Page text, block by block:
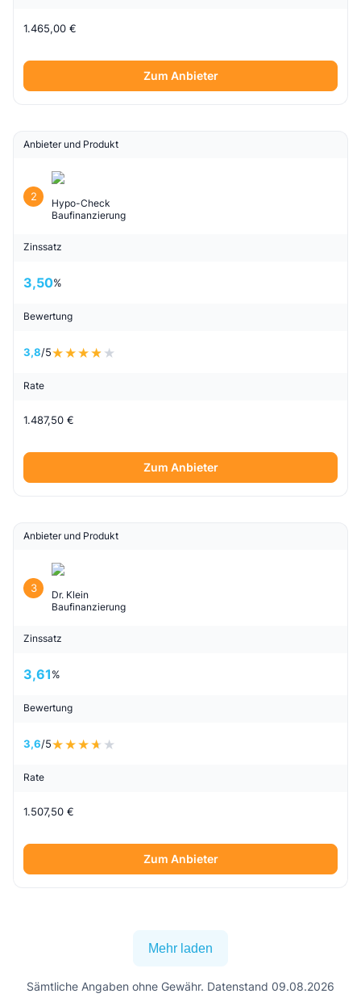
1.465,00 €
Zum Anbieter
Anbieter und Produkt
2
Hypo-Check
Baufinanzierung
Zinssatz
3,50%
Bewertung
3,8/5
Rate
1.487,50 €
Zum Anbieter
Anbieter und Produkt
3
Dr. Klein
Baufinanzierung
Zinssatz
3,61%
Bewertung
3,6/5
Rate
1.507,50 €
Zum Anbieter
Mehr laden
Sämtliche Angaben ohne Gewähr. Datenstand 09.08.2026